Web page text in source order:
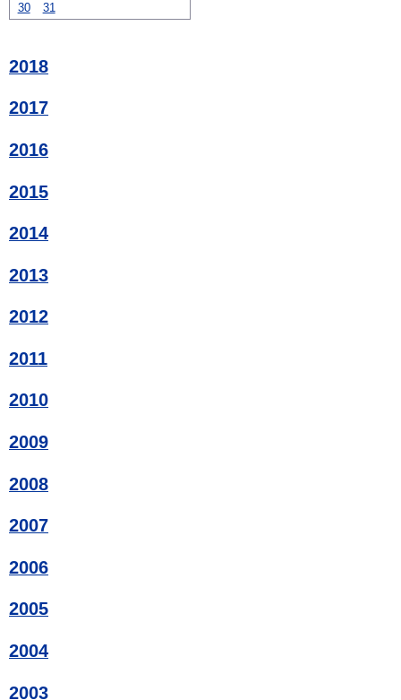
30
31
2018
2017
2016
2015
2014
2013
2012
2011
2010
2009
2008
2007
2006
2005
2004
2003